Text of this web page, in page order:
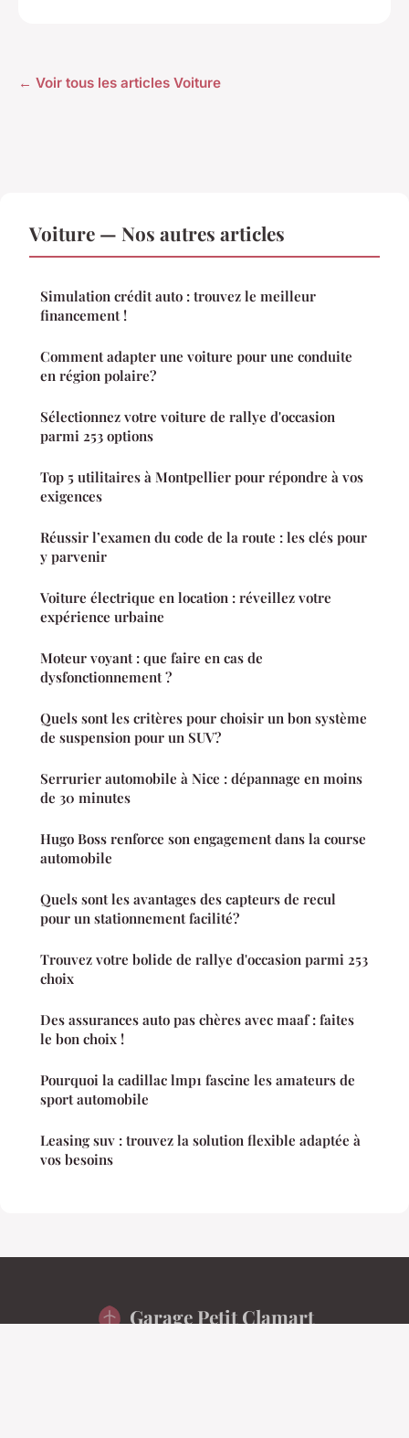
← Voir tous les articles Voiture
Voiture — Nos autres articles
Simulation crédit auto : trouvez le meilleur
financement !
Comment adapter une voiture pour une conduite
en région polaire?
Sélectionnez votre voiture de rallye d'occasion
parmi 253 options
Top 5 utilitaires à Montpellier pour répondre à vos
exigences
Réussir l’examen du code de la route : les clés pour
y parvenir
Voiture électrique en location : réveillez votre
expérience urbaine
Moteur voyant : que faire en cas de
dysfonctionnement ?
Quels sont les critères pour choisir un bon système
de suspension pour un SUV?
Serrurier automobile à Nice : dépannage en moins
de 30 minutes
Hugo Boss renforce son engagement dans la course
automobile
Quels sont les avantages des capteurs de recul
pour un stationnement facilité?
Trouvez votre bolide de rallye d'occasion parmi 253
choix
Des assurances auto pas chères avec maaf : faites
le bon choix !
Pourquoi la cadillac lmp1 fascine les amateurs de
sport automobile
Leasing suv : trouvez la solution flexible adaptée à
vos besoins
Garage Petit Clamart